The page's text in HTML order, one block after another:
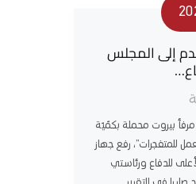
إلى المجلس
بيروت محملة بكمّيّة
للمتفجرات”، رفع جهاز
للدفاع ورئاستي